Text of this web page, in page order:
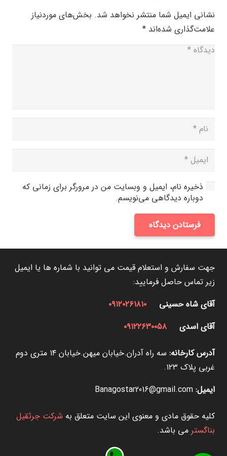
نشانی ایمیل شما منتشر نخواهد شد. بخش‌های موردنیاز
علامت‌گذاری شده‌اند *
ذخیره نام، ایمیل و وبسایت من در مرورگر برای زمانی که
دوباره دیدگاهی می‌نویسم.
فرستادن دیدگاه
جهت سفارش و استعلام قیمت می توانید با شماره ها یا ایمیل
زیر تماس حاصل فرمایید:
آقای شاه حسینی ۰۹۱۲۰۲۶۱۸۱۰
آقای اسدی ۰۹۱۲۲۶۳۰۰۵۸
آدرس کارخانه:
سه راه آدران.خیابان میهن.خیابان ۱۴ متری دوم
غربی پلاک ۱۲۳.
ایمیل: Banagostar2016@gmail.com
کلیه حقوق مادی و معنوی این سایت متعلق به شرکت جرثقیل
بناگستر می باشد.